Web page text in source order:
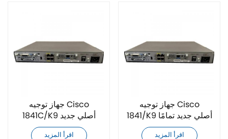
جهاز توجيه Cisco
1841C/K9 أصلي جديد
تمامًا
اقرأ المزيد
جهاز توجيه Cisco
1841/K9 أصلي جديد تمامًا
اقرأ المزيد